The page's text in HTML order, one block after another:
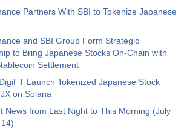
Partners With SBI to Tokenize Japanese
and SBI Group Form Strategic
to Bring Japanese Stocks On-Chain with
Settlement
Launch Tokenized Japanese Stock
on Solana
News from Last Night to This Morning (July